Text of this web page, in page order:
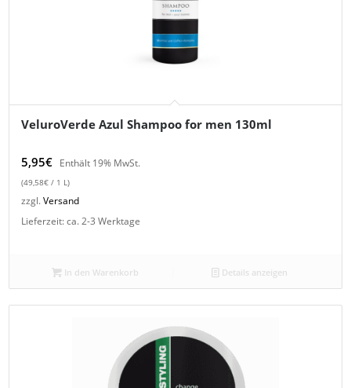
VeluroVerde Azul Shampoo for men 130ml
5,95€ Enthält 19% MwSt.
(49,58€ / 1 L)
zzgl.Versand
Lieferzeit: ca. 2-3 Werktage
In den Warenkorb Details anzeigen